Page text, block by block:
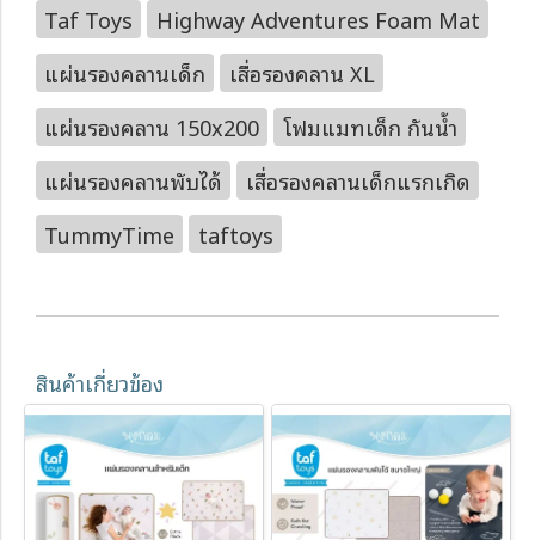
Taf Toys
Highway Adventures Foam Mat
แผ่นรองคลานเด็ก
เสื่อรองคลาน XL
แผ่นรองคลาน 150x200
โฟมแมทเด็ก กันน้ำ
แผ่นรองคลานพับได้
เสื่อรองคลานเด็กแรกเกิด
TummyTime
taftoys
สินค้าเกี่ยวข้อง